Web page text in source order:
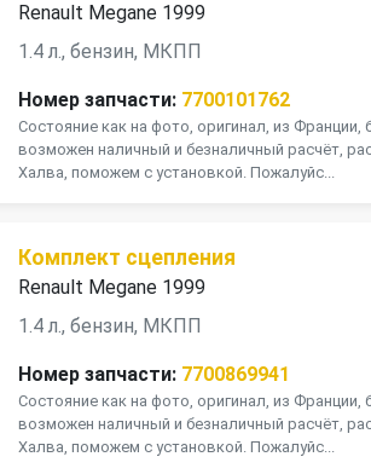
Renault Megane 1999
1.4 л., бензин, МКПП
Номер запчасти: 7700101762
Состояние как на фото, оригинал, из Франции,
возможен наличный и безналичный расчёт,
Халва, поможем с установкой. Пожалуйс...
Комплект сцепления
Renault Megane 1999
1.4 л., бензин, МКПП
Номер запчасти: 7700869941
Состояние как на фото, оригинал, из Франции,
возможен наличный и безналичный расчёт,
Халва, поможем с установкой. Пожалуйс...